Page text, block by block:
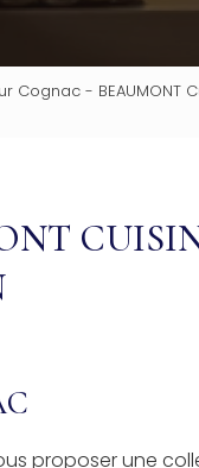
- BEAUMONT
proposer une